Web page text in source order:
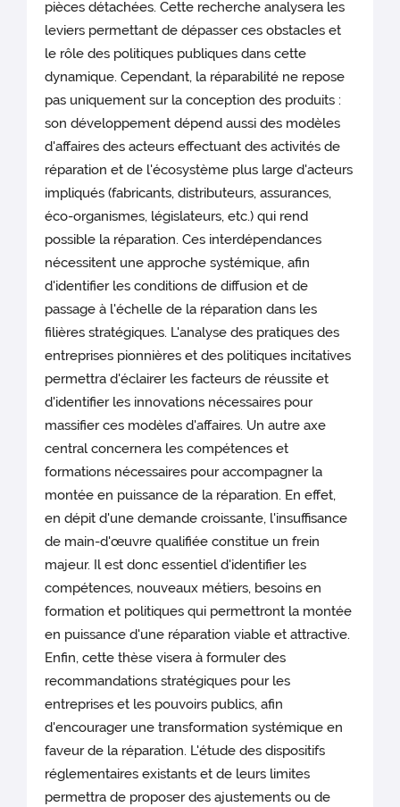
pièces détachées. Cette recherche analysera les
leviers permettant de dépasser ces obstacles et
le rôle des politiques publiques dans cette
dynamique. Cependant, la réparabilité ne repose
pas uniquement sur la conception des produits :
son développement dépend aussi des modèles
d'affaires des acteurs effectuant des activités de
réparation et de l'écosystème plus large d'acteurs
impliqués (fabricants, distributeurs, assurances,
éco-organismes, législateurs, etc.) qui rend
possible la réparation. Ces interdépendances
nécessitent une approche systémique, afin
d'identifier les conditions de diffusion et de
passage à l'échelle de la réparation dans les
filières stratégiques. L'analyse des pratiques des
entreprises pionnières et des politiques incitatives
permettra d'éclairer les facteurs de réussite et
d'identifier les innovations nécessaires pour
massifier ces modèles d'affaires. Un autre axe
central concernera les compétences et
formations nécessaires pour accompagner la
montée en puissance de la réparation. En effet,
en dépit d'une demande croissante, l'insuffisance
de main-d'œuvre qualifiée constitue un frein
majeur. Il est donc essentiel d'identifier les
compétences, nouveaux métiers, besoins en
formation et politiques qui permettront la montée
en puissance d'une réparation viable et attractive.
Enfin, cette thèse visera à formuler des
recommandations stratégiques pour les
entreprises et les pouvoirs publics, afin
d'encourager une transformation systémique en
faveur de la réparation. L'étude des dispositifs
réglementaires existants et de leurs limites
permettra de proposer des ajustements ou de